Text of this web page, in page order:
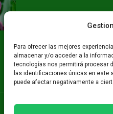
Para ofrecer las mejores
almacenar y/o acceder a la
tecnologías nos permitirá procesar
las identificaciones únicas en este
puede afectar negativamente a